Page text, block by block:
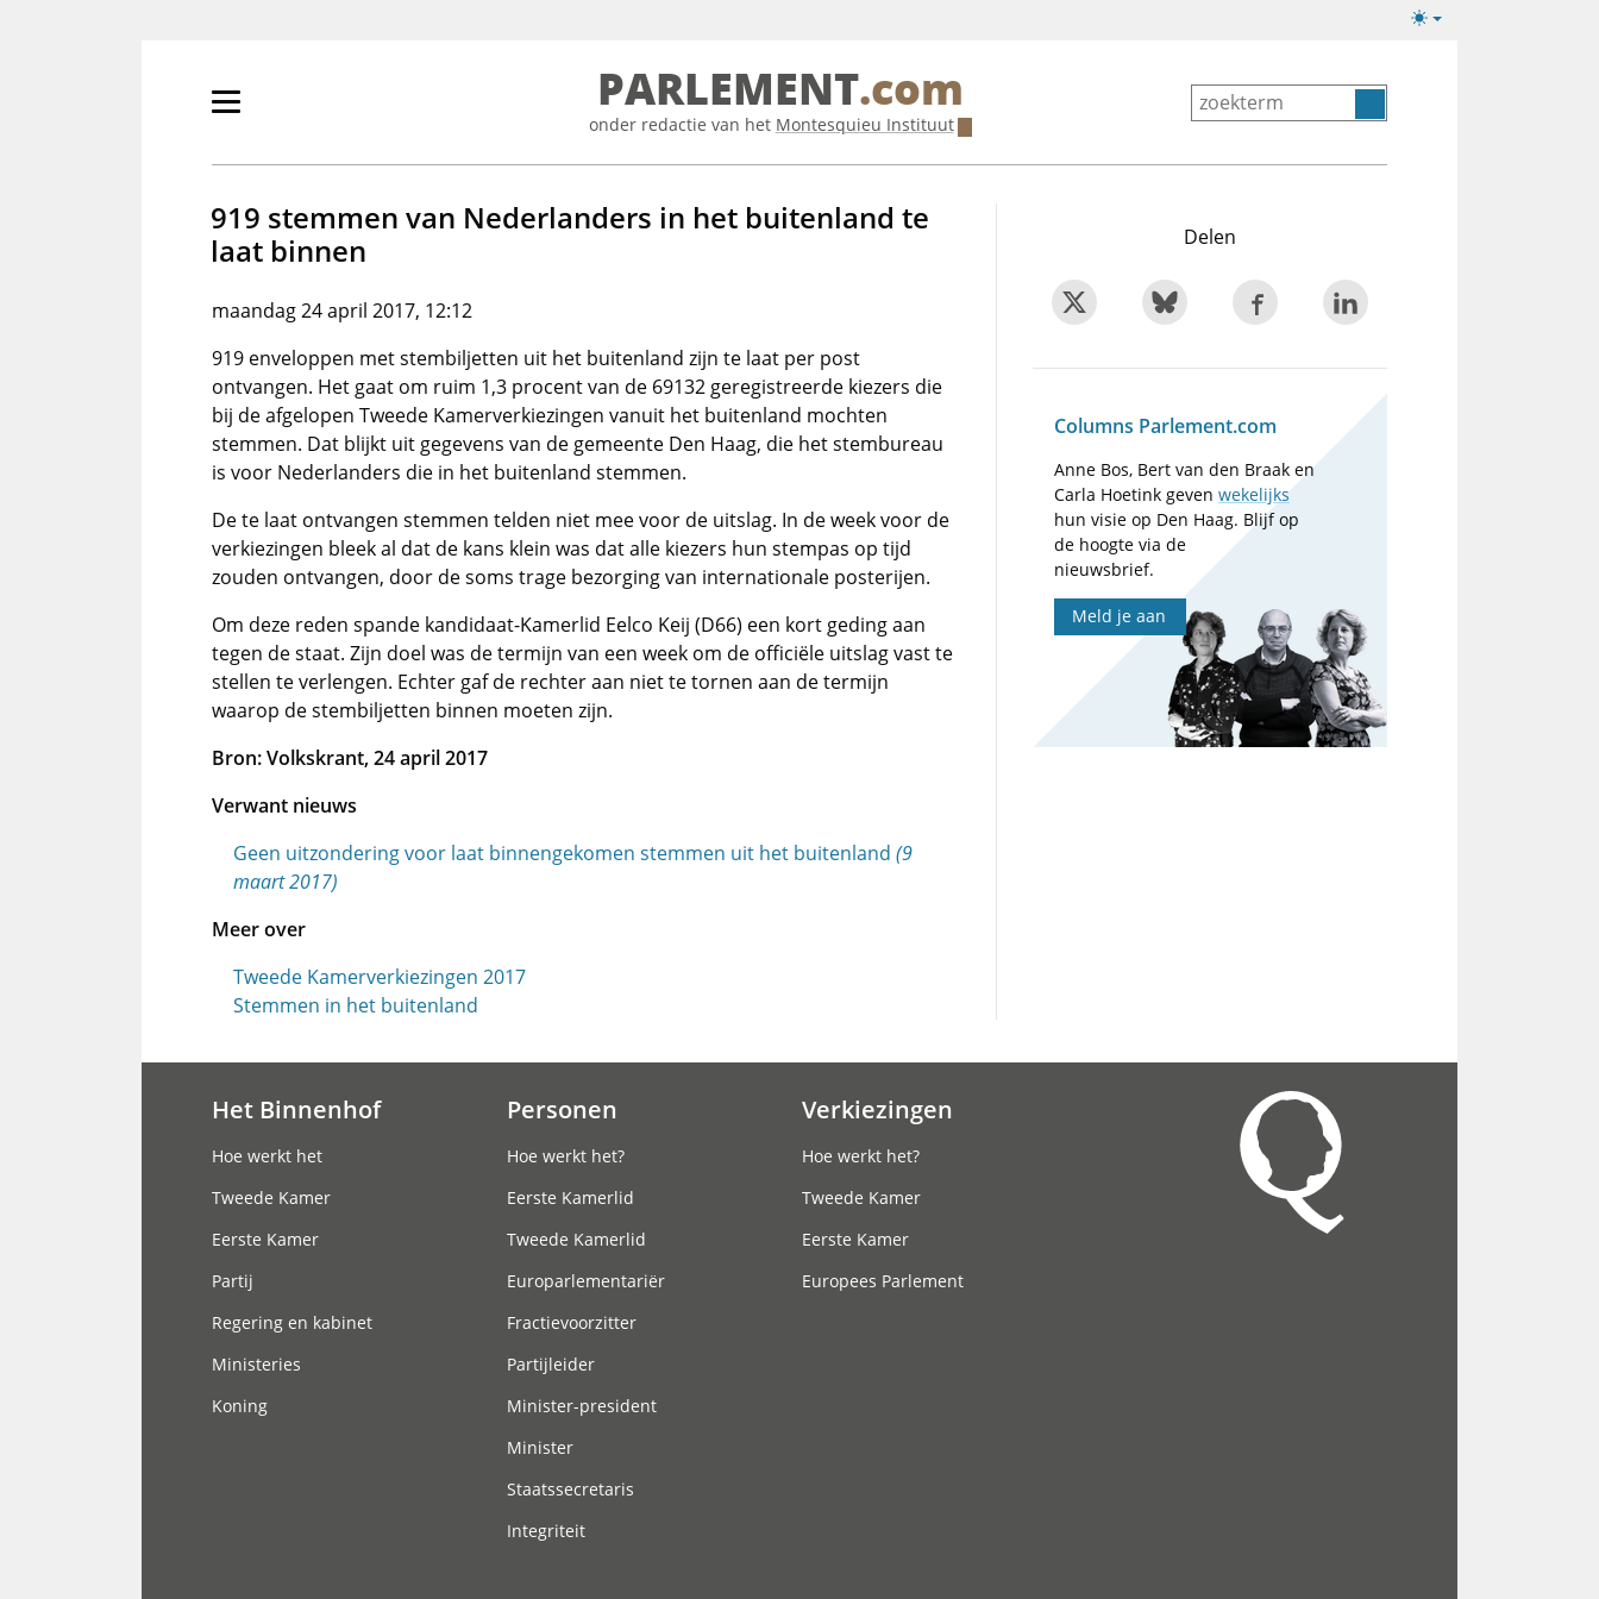
Lichte/donkere
Primair
tonen/verbergen
PARLEMENT.com
onder redactie van het Montesquieu Instituut
919 stemmen van Nederlanders in het buitenland te
laat binnen
maandag 24 april 2017, 12:12
919 enveloppen met stembiljetten uit het buitenland zijn te laat per post
ontvangen. Het gaat om ruim 1,3 procent van de 69132 geregistreerde kiezers die
bij de afgelopen Tweede Kamerverkiezingen vanuit het buitenland mochten
stemmen. Dat blijkt uit gegevens van de gemeente Den Haag, die het stembureau
is voor Nederlanders die in het buitenland stemmen.
De te laat ontvangen stemmen telden niet mee voor de uitslag. In de week voor de
verkiezingen bleek al dat de kans klein was dat alle kiezers hun stempas op tijd
zouden ontvangen, door de soms trage bezorging van internationale posterijen.
Om deze reden spande kandidaat-Kamerlid Eelco Keij (D66) een kort geding aan
tegen de staat. Zijn doel was de termijn van een week om de officiële uitslag vast te
stellen te verlengen. Echter gaf de rechter aan niet te tornen aan de termijn
waarop de stembiljetten binnen moeten zijn.
Bron: Volkskrant, 24 april 2017
Verwant nieuws
Geen uitzondering voor laat binnengekomen stemmen uit het buitenland (9
maart 2017)
Meer over
Tweede Kamerverkiezingen 2017
Stemmen in het buitenland
Delen
Columns Parlement.com
Anne Bos, Bert van den Braak en
Carla Hoetink gevenwekelijks
hun visie op Den Haag. Blijf op
de hoogte via de
nieuwsbrief.
Meld je aan
Het Binnenhof
Hoe werkt het
Tweede Kamer
Eerste Kamer
Partij
Regering en kabinet
Ministeries
Koning
Personen
Hoe werkt het?
Eerste Kamerlid
Tweede Kamerlid
Europarlementariër
Fractievoorzitter
Partijleider
Minister-president
Minister
Staatssecretaris
Integriteit
Verkiezingen
Hoe werkt het?
Tweede Kamer
Eerste Kamer
Europees Parlement